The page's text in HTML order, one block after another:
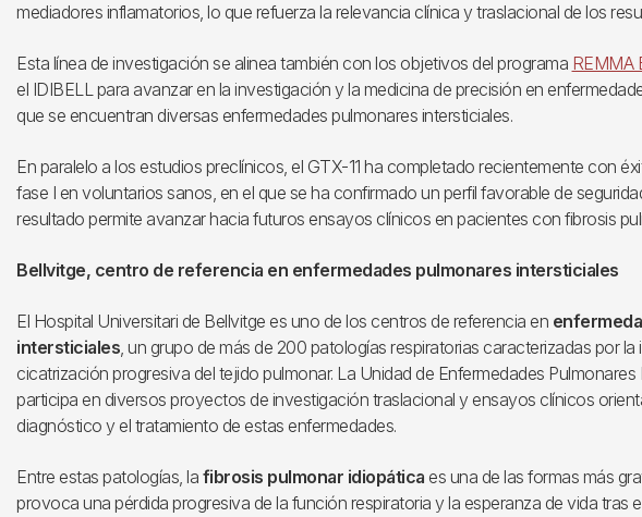
mediadores inflamatorios, lo que refuerza la relevancia clínica y traslacional de los
Esta línea de investigación se alinea también con los objetivos del programa REMMA
el IDIBELL para avanzar en la investigación y la medicina de precisión en
que se encuentran diversas enfermedades pulmonares intersticiales.
En paralelo a los estudios preclínicos, el GTX-11 ha completado recientemente con
fase I en voluntarios sanos, en el que se ha confirmado un perfil favorable de
resultado permite avanzar hacia futuros ensayos clínicos en pacientes con fibrosis
Bellvitge, centro de referencia en enfermedades pulmonares intersticiales
El Hospital Universitari de Bellvitge es uno de los centros de referencia en
intersticiales, un grupo de más de 200 patologías respiratorias caracterizadas por la
cicatrización progresiva del tejido pulmonar. La Unidad de Enfermedades
participa en diversos proyectos de investigación traslacional y ensayos clínicos
diagnóstico y el tratamiento de estas enfermedades.
Entre estas patologías, la fibrosis pulmonar idiopática es una de las formas más
provoca una pérdida progresiva de la función respiratoria y la esperanza de vida tras